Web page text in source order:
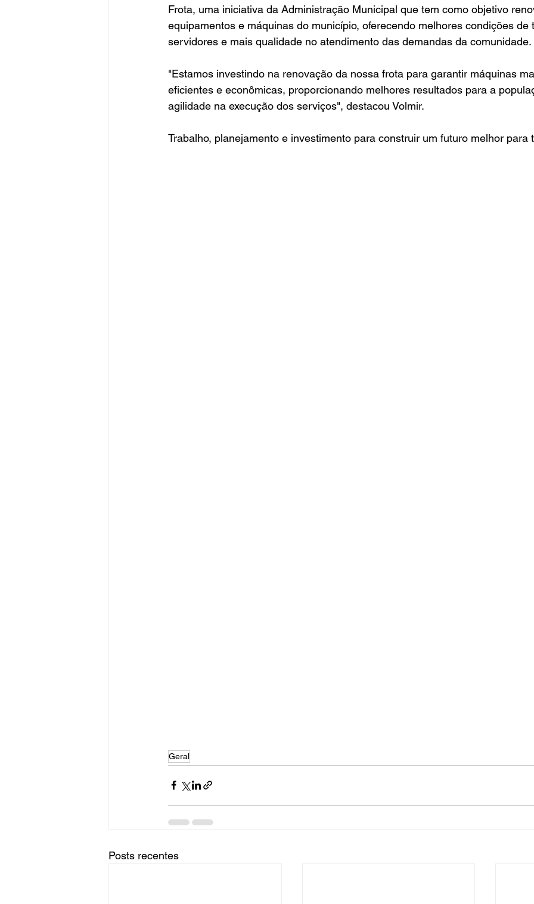
Frota, uma iniciativa da Administração Municipal que tem como objetivo
equipamentos e máquinas do município, oferecendo melhores condições de
servidores e mais qualidade no atendimento das demandas da comunidade.
"Estamos investindo na renovação da nossa frota para garantir máquinas
eficientes e econômicas, proporcionando melhores resultados para a
agilidade na execução dos serviços", destacou Volmir.
Trabalho, planejamento e investimento para construir um futuro melhor para
Geral
Posts recentes